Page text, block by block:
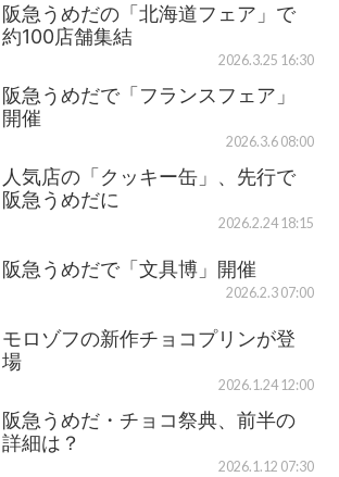
阪急うめだの「北海道フェア」で
約100店舗集結
2026.3.25 16:30
阪急うめだで「フランスフェア」
開催
2026.3.6 08:00
人気店の「クッキー缶」、先行で
阪急うめだに
2026.2.24 18:15
阪急うめだで「文具博」開催
2026.2.3 07:00
モロゾフの新作チョコプリンが登
場
2026.1.24 12:00
阪急うめだ・チョコ祭典、前半の
詳細は？
2026.1.12 07:30